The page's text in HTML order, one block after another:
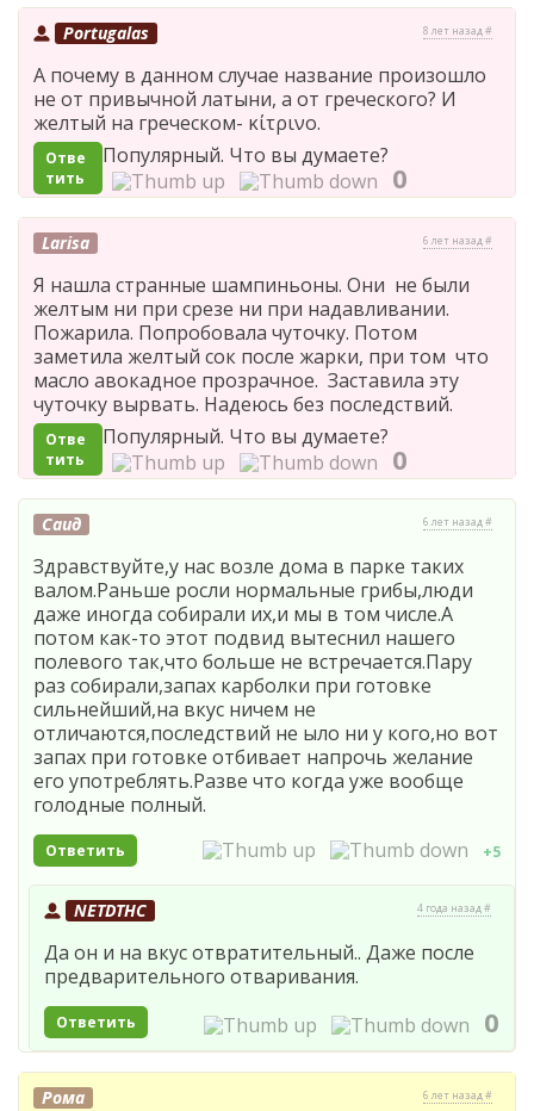
Portugalas 8 лет назад #
А почему в данном случае название произошло
не от привычной латыни, а от греческого? И
желтый на греческом- κίτρινο.
Отве
тить
Популярный. Что вы думаете?
0
Larisa 6 лет назад #
Я нашла странные шампиньоны. Они не были
желтым ни при срезе ни при надавливании.
Пожарила. Попробовала чуточку. Потом
заметила желтый сок после жарки, при том что
масло авокадное прозрачное. Заставила эту
чуточку вырвать. Надеюсь без последствий.
Отве
тить
Популярный. Что вы думаете?
0
Саид 6 лет назад #
Здравствуйте,у нас возле дома в парке таких
валом.Раньше росли нормальные грибы,люди
даже иногда собирали их,и мы в том числе.А
потом как-то этот подвид вытеснил нашего
полевого так,что больше не встречается.Пару
раз собирали,запах карболки при готовке
сильнейший,на вкус ничем не
отличаются,последствий не ыло ни у кого,но вот
запах при готовке отбивает напрочь желание
его употреблять.Разве что когда уже вообще
голодные полный.
Ответить +5
NETDTHC 4 года назад #
Да он и на вкус отвратительный.. Даже после
предварительного отваривания.
Ответить 0
Рома 6 лет назад #